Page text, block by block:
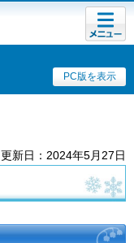
PC版を表示
メニュ
ー
更新日：2024年5月27日